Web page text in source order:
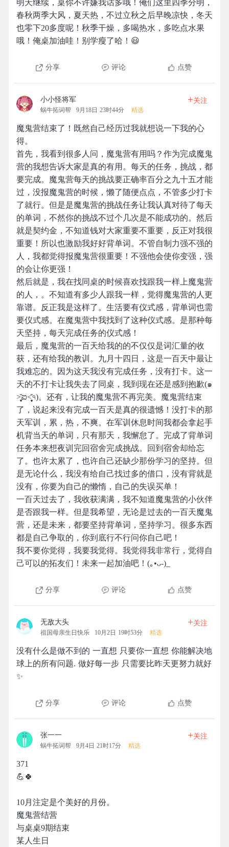
明天继续，桌你不许嫌我话多哦！俺们这里四季分明，
春秋两季大风，夏天热，不过立秋之后早晚凉快，冬天
也零下20多度呢！秋季干燥，多喝热水，多吃点水果
哦！俺桌加油哇！别学瘦了哈！😃
分享 评论 点赞
小小怪将军
蜗牛拓词帮 9月18日 23时44分 精选
+关注
魔鬼营结束了！既然自己经历过我就想说一下我的心
得。
首先，我看到很多人问，魔鬼营有用吗？作为完成魔鬼
营的我想告诉大家是真的有用。每天的任务，挑战，都
要完成。魔鬼营每天的挑战要正确率百分之九十五才能
过，没报魔鬼营的时候，懒了随便点点，不管多少打卡
了就行。但是是魔鬼营的挑战任务让我认真对待了每天
的单词，不然你的挑战不过个几次是不能成功的。然后
就是契约金，不知道钱对大家重要不重要，反正对我很
重要！所以也激励我好好背单词。不管自制力强不强的
人，我都觉得报魔鬼营很重要！不强他会使你变强，强
的会让你更强！
然后就是，我在找同桌的时候喜欢找跟我一样上魔鬼营
的人，。不知道有多少人跟我一样，觉得魔鬼营的人更
靠谱。反正我是这样了。生活要有仪式感，背单词也需
要仪式感。在魔鬼营中我找到了这种仪式感。是那种每
天坚持，每天完成任务的仪式感！
最后，魔鬼营的一百天给我的的不仅仅是词汇量的收
获，还有给我的教训。九月十四日，这是一百天中最让
我难忘的。因为这天我没有完成任务，没有打卡。这一
天的不打卡让我失去了同桌，我到现在还是感到抱歉(๑
˃̥̩̥̥̥̥̆ಐ˂̩̩̥̥̩̥̆৭)。还有，让我的魔鬼营不再完美。魔鬼营结束
了，说起来没有完成一百天是真的很遗憾！没打卡的那
天军训，累，热，不爽。在军训休息时间我都会拿起手
机背当天的单词，只有那天，我懈怠了。完成了背单词
任务本来想夜训完回宿舍完成挑战。回到宿舍却给忘
了。也许太累了，也许自己还缺少那份学习的坚持。但
是无论什么，我没有给自己找过多的借口，没有背就是
没有，你要为自己的懒惰，自己的失误买单！
一百天过去了，我收获满满，我不知道魔鬼营的小伙伴
是否跟我一样。但是我希望，无论是过去的一百天魔鬼
营，还是未来，都要坚持背单词，坚持学习。很多东西
都是自己争取的，你到底行不行问你自己吧！
我不要你觉得，我要我觉得。我觉得我非常行，觉得自
己可以的拓友们！未来一起加油吧！(｡•ᴗ-)_
分享 评论 点赞
无敌大头
祖国母亲生日快乐 10月2日 19时53分 精选
+关注
没有什么是做不到的 一直想 只要你一直想 你能解决地
球上的所有问题. 做好每一步 只需要比昨天更努力就好
✨
分享 评论 点赞
张一一
蜗牛拓词帮 9月4日 21时17分 精选
+关注
371
💪🍀
10月注定是个美好的月份。
魔鬼营结营
与桌桌9期结束
某人生日